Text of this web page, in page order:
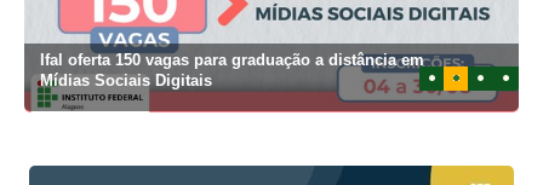
Ifal oferta 150 vagas para graduação a distância em
Mídias Sociais Digitais